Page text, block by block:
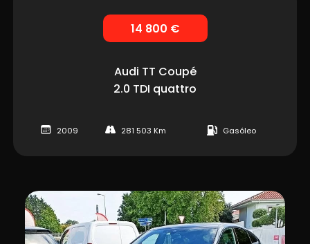
14 800 €
Audi TT Coupé
2.0 TDI quattro
2009 281 503 Km Gasóleo